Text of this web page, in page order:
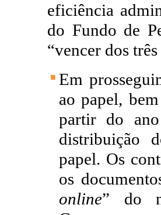
eficiência
do Fundo de
“vencer dos
Em
ao papel,
partir do
distribuição
papel. Os
os
online” do